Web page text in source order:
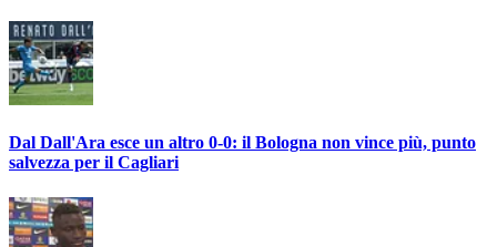
Dal Dall'Ara esce un altro 0-0: il Bologna non vince più, punto
salvezza per il Cagliari